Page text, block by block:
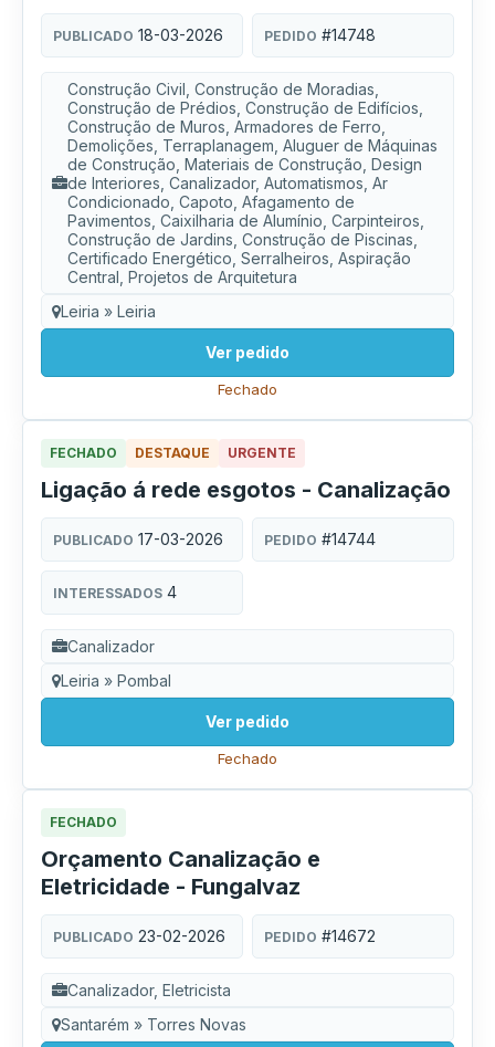
PUBLICADO 18-03-2026 PEDIDO #14748
Construção Civil, Construção de Moradias,
Construção de Prédios, Construção de Edifícios,
Construção de Muros, Armadores de Ferro,
Demolições, Terraplanagem, Aluguer de Máquinas
de Construção, Materiais de Construção, Design
de Interiores, Canalizador, Automatismos, Ar
Condicionado, Capoto, Afagamento de
Pavimentos, Caixilharia de Alumínio, Carpinteiros,
Construção de Jardins, Construção de Piscinas,
Certificado Energético, Serralheiros, Aspiração
Central, Projetos de Arquitetura
Leiria » Leiria
Ver pedido
Fechado
FECHADO DESTAQUE URGENTE
Ligação á rede esgotos - Canalização
PUBLICADO 17-03-2026 PEDIDO #14744
INTERESSADOS 4
Canalizador
Leiria » Pombal
Ver pedido
Fechado
FECHADO
Orçamento Canalização e
Eletricidade - Fungalvaz
PUBLICADO 23-02-2026 PEDIDO #14672
Canalizador, Eletricista
Santarém » Torres Novas